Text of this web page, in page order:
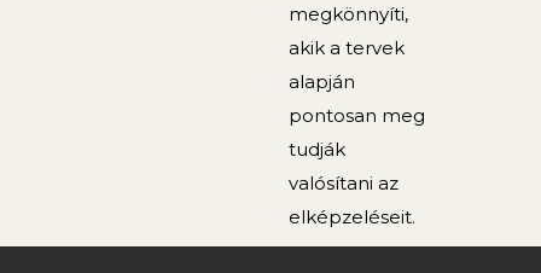
megkönnyíti,
akik a tervek
alapján
pontosan meg
tudják
valósítani az
elképzeléseit.